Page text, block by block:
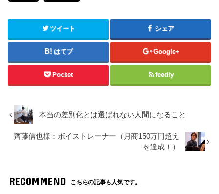
ツイート シェア
はてブ Google+
Pocket feedly
本当の差別化とは選ばれない人間になること
齊藤信也様：ボイストレーナー（月商150万円超え
を達成！）
RECOMMEND こちらの記事も人気です。